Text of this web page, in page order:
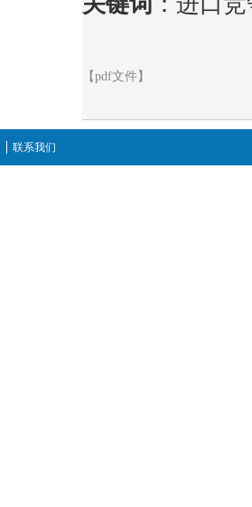
【pdf文件】
联系我们